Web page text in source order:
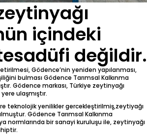
içindeki
değildir.
Gödence’nin yeniden yapılanması,
bulması Gödence Tarımsal Kalkınma
Gödence markası, Türkiye zeytinyağı
ulaşmıştır.
teknolojik yenilikler gercekleştirilmiş,zeytiyağı
Gödence Tarımsal Kalkınma
normlarında bir sanayi kuruluşu ile, zeytinyağı